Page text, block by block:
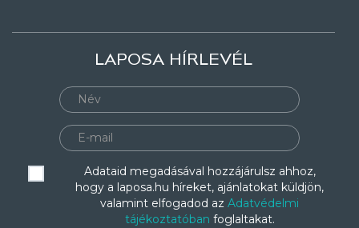
LAPOSA HÍRLEVÉL
Adataid megadásával hozzájárulsz ahhoz,
hogy a laposa.hu híreket, ajánlatokat küldjön,
valamint elfogadod az Adatvédelmi
tájékoztatóban foglaltakat.